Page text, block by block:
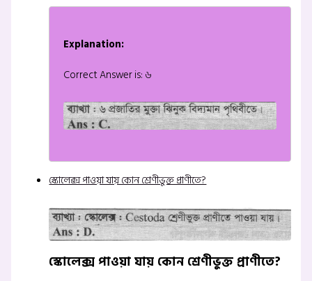
Explanation:
Correct Answer is: ৬
স্কোলেক্স পাওয়া যায় কোন শ্রেণীভুক্ত প্রাণীতে?
স্কোলেক্স পাওয়া যায় কোন শ্রেণীভুক্ত প্রাণীতে?